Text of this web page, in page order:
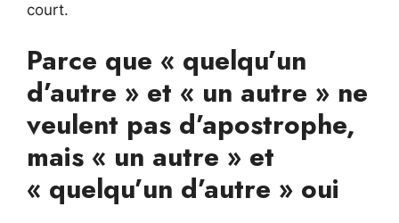
court.
Parce que « quelqu’un
d’autre » et « un autre » ne
veulent pas d’apostrophe,
mais « un autre » et
« quelqu’un d’autre » oui